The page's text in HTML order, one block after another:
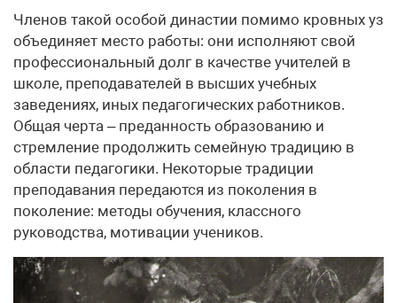
Членов такой особой династии помимо кровных уз
объединяет место работы: они исполняют свой
профессиональный долг в качестве учителей в
школе, преподавателей в высших учебных
заведениях, иных педагогических работников.
Общая черта – преданность образованию и
стремление продолжить семейную традицию в
области педагогики. Некоторые традиции
преподавания передаются из поколения в
поколение: методы обучения, классного
руководства, мотивации учеников.